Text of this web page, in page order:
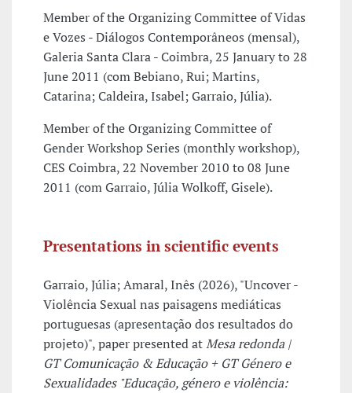
Member of the Organizing Committee of Vidas
e Vozes - Diálogos Contemporâneos (mensal),
Galeria Santa Clara - Coimbra, 25 January to 28
June 2011 (com Bebiano, Rui; Martins,
Catarina; Caldeira, Isabel; Garraio, Júlia).
Member of the Organizing Committee of
Gender Workshop Series (monthly workshop),
CES Coimbra, 22 November 2010 to 08 June
2011 (com Garraio, Júlia Wolkoff, Gisele).
Presentations in scientific events
Garraio, Júlia; Amaral, Inês (2026), "Uncover -
Violência Sexual nas paisagens mediáticas
portuguesas (apresentação dos resultados do
projeto)", paper presented atMesa redonda |
GT Comunicação & Educação + GT Género e
Sexualidades "Educação, género e violência: